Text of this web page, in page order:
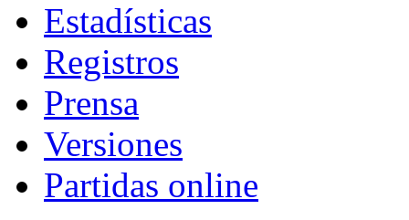
Estadísticas
Registros
Prensa
Versiones
Partidas online